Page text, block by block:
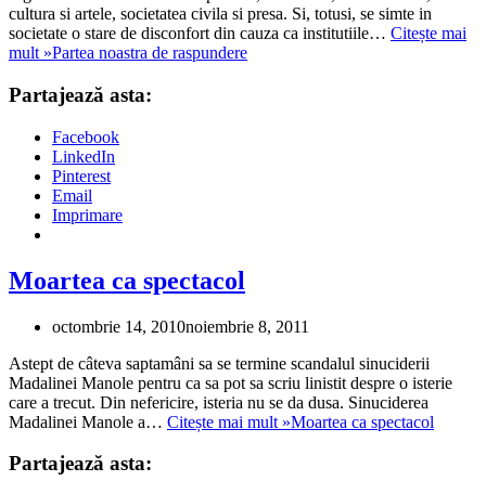
cultura si artele, societatea civila si presa. Si, totusi, se simte in
societate o stare de disconfort din cauza ca institutiile… Citește mai
mult »Partea noastra de raspundere
Partajează asta:
Facebook
LinkedIn
Pinterest
Email
Imprimare
Moartea ca spectacol
octombrie 14, 2010noiembrie 8, 2011
Astept de câteva saptamâni sa se termine scandalul sinuciderii
Madalinei Manole pentru ca sa pot sa scriu linistit despre o isterie
care a trecut. Din nefericire, isteria nu se da dusa. Sinuciderea
Madalinei Manole a… Citește mai mult »Moartea ca spectacol
Partajează asta: